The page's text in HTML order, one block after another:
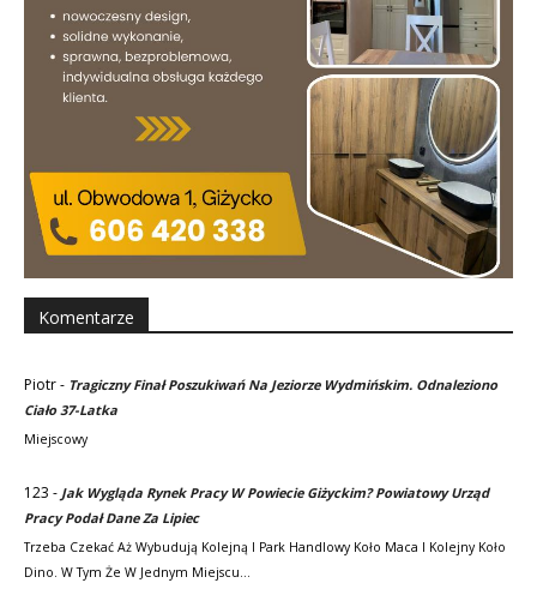
Komentarze
Piotr- Tragiczny Finał Poszukiwań Na Jeziorze Wydmińskim. Odnaleziono
Ciało 37-Latka
Miejscowy
123 - Jak Wygląda Rynek Pracy W Powiecie Giżyckim? Powiatowy Urząd
Pracy Podał Dane Za Lipiec
Trzeba Czekać Aż Wybudują Kolejną I Park Handlowy Koło Maca I Kolejny Koło
Dino. W Tym Że W Jednym Miejscu…